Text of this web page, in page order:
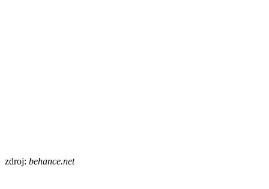
zdroj: behance.net